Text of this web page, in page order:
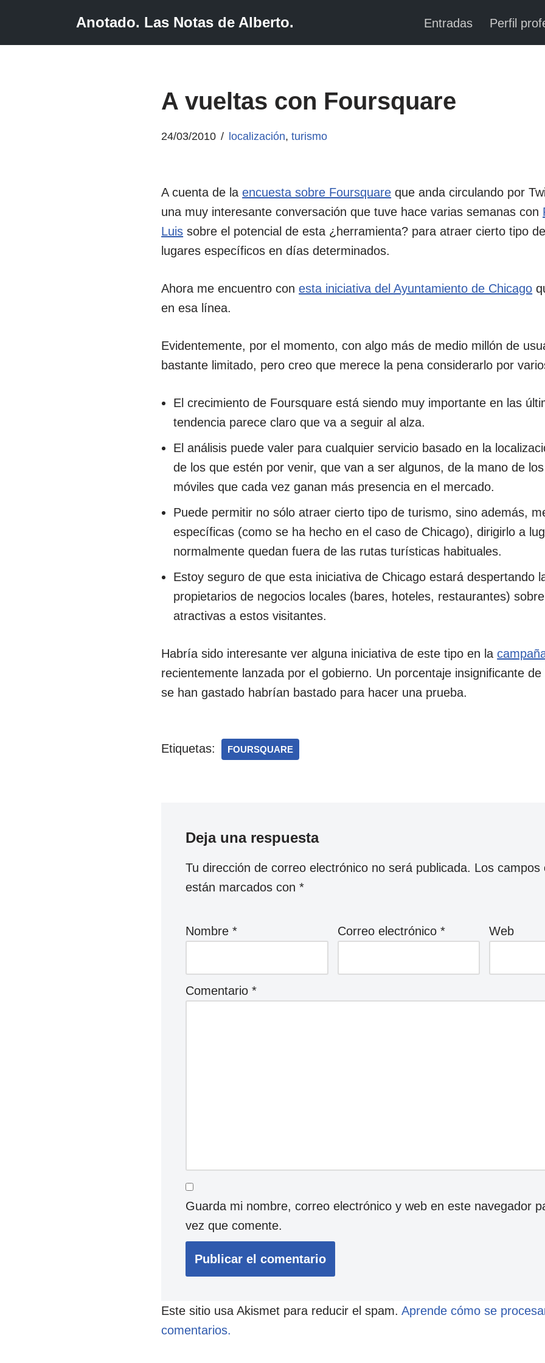
Anotado. Las Notas de Alberto. Entradas Perfil
A vueltas con Foursquare
24/03/2010 localización,turismo
A cuenta de laencuesta sobre Foursquare que anda circulando por
una muy interesante conversación que tuve hace varias semanas con
Luis sobre el potencial de esta ¿herramienta? para atraer cierto tipo
lugares específicos en días determinados.
Ahora me encuentro conesta iniciativa del Ayuntamiento de Chicago
en esa línea.
Evidentemente, por el momento, con algo más de medio millón de
bastante limitado, pero creo que merece la pena considerarlo por
El crecimiento de Foursquare está siendo muy importante en las
tendencia parece claro que va a seguir al alza.
El análisis puede valer para cualquier servicio basado en la
de los que estén por venir, que van a ser algunos, de la mano de
móviles que cada vez ganan más presencia en el mercado.
Puede permitir no sólo atraer cierto tipo de turismo, sino además,
específicas (como se ha hecho en el caso de Chicago), dirigirlo a
normalmente quedan fuera de las rutas turísticas habituales.
Estoy seguro de que esta iniciativa de Chicago estará despertando
propietarios de negocios locales (bares, hoteles, restaurantes)
atractivas a estos visitantes.
Habría sido interesante ver alguna iniciativa de este tipo en la
recientemente lanzada por el gobierno. Un porcentaje insignificante
se han gastado habrían bastado para hacer una prueba.
Etiquetas: FOURSQUARE
Deja una respuesta
Tu dirección de correo electrónico no será publicada. Los campos
están marcados con*
Nombre* Correo electrónico * Web
Comentario*
Guarda mi nombre, correo electrónico y web en este navegador
vez que comente.
Este sitio usa Akismet para reducir el spam.Aprende cómo se
comentarios.